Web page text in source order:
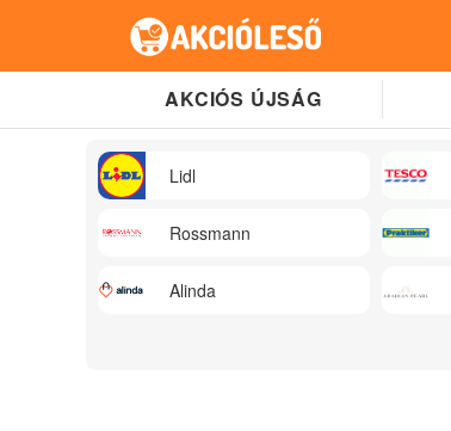
AKCIÓS ÚJSÁG
Lidl
Rossmann
Alinda